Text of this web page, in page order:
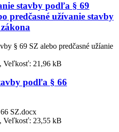
stavby podľa § 69
predčasné užívanie stavby
§ 69 SZ alebo predčasné užíanie
Veľkosť: 21,96 kB
podľa § 66
SZ.docx
Veľkosť: 23,55 kB